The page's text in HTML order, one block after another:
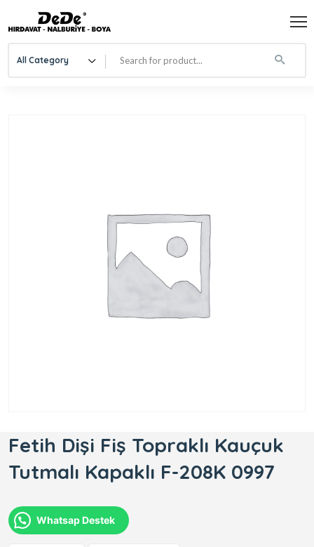
All Category
Fetih Dişi Fiş Topraklı Kauçuk
Tutmalı Kapaklı F-208K 0997
Whatsap Destek